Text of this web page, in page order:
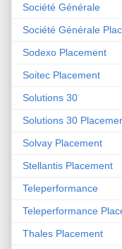
Société Générale
Société Générale
Sodexo Placement
Soitec Placement
Solutions 30
Solutions 30
Solvay Placement
Stellantis Placement
Teleperformance
Teleperformance
Thales Placement